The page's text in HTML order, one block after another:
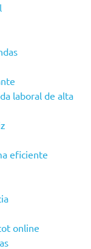
laboral de alta
eficiente
online